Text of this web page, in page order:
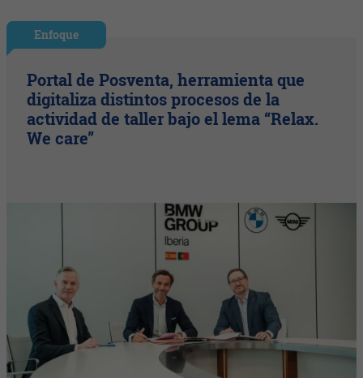
Enfoque
Portal de Posventa, herramienta que
digitaliza distintos procesos de la
actividad de taller bajo el lema “Relax.
We care”